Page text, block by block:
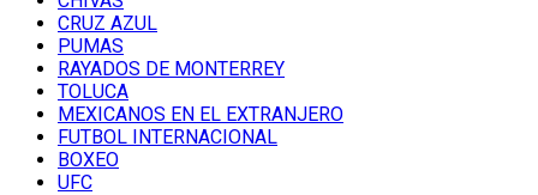
CRUZ AZUL
PUMAS
RAYADOS DE MONTERREY
TOLUCA
MEXICANOS EN EL EXTRANJERO
FUTBOL INTERNACIONAL
BOXEO
UFC